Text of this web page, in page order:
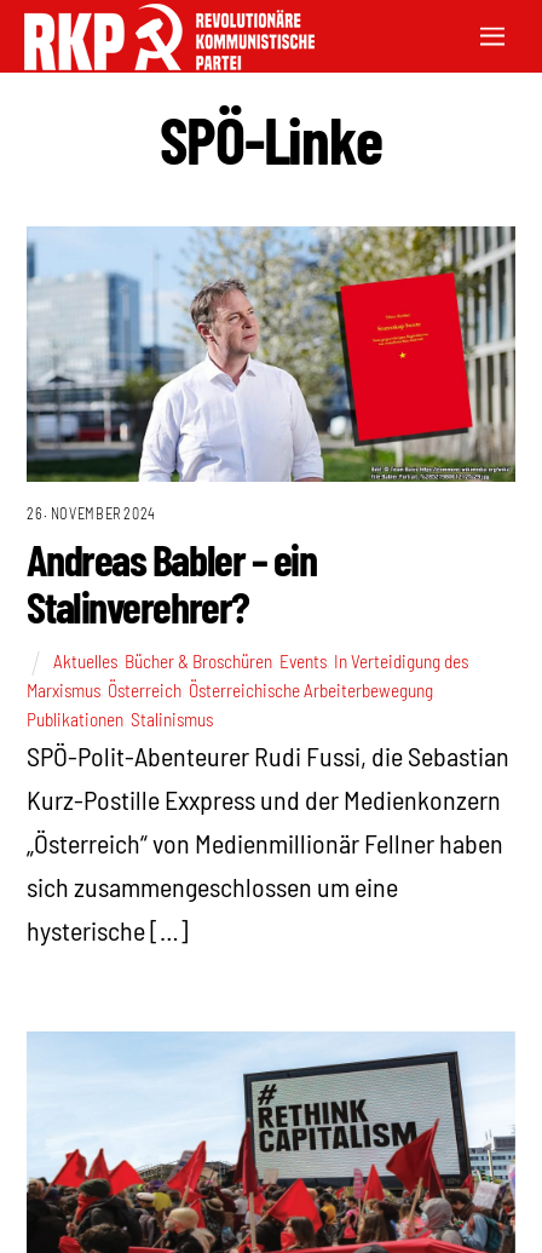
SPÖ-Linke
26. NOVEMBER 2024
Andreas Babler – ein
Stalinverehrer?
Aktuelles Bücher & Broschüren Events In Verteidigung des
Marxismus Österreich Österreichische Arbeiterbewegung
Publikationen ,Stalinismus
SPÖ-Polit-Abenteurer Rudi Fussi, die Sebastian
Kurz-Postille Exxpress und der Medienkonzern
„Österreich“ von Medienmillionär Fellner haben
sich zusammengeschlossen um eine
hysterische […]